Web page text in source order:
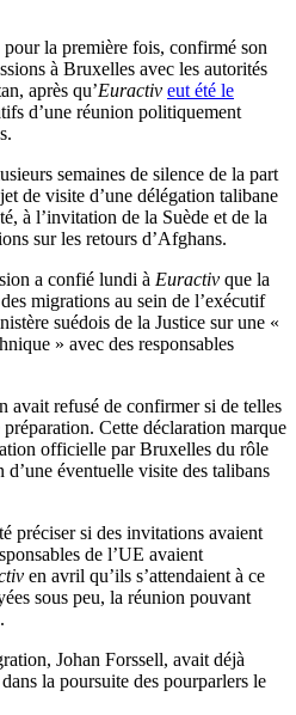
la première fois, confirmé son
à Bruxelles avec les autorités
après qu’Euractiv eut été le
d’une réunion politiquement
semaines de silence de la part
de visite d’une délégation talibane
à l’invitation de la Suède et de la
sur les retours d’Afghans.
a confié lundi à Euractiv que la
migrations au sein de l’exécutif
suédois de la Justice sur une «
» avec des responsables
avait refusé de confirmer si de telles
Cette déclaration marque
officielle par Bruxelles du rôle
d’une éventuelle visite des talibans
préciser si des invitations avaient
de l’UE avaient
en avril qu’ils s’attendaient à ce
sous peu, la réunion pouvant
Johan Forssell, avait déjà
la poursuite des pourparlers le